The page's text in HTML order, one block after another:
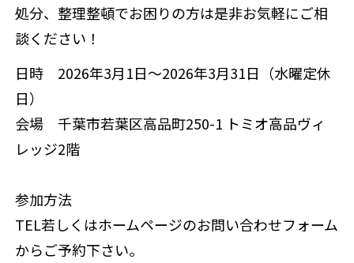
処分、整理整頓でお困りの方は是非お気軽にご相
談ください！
日時 2026年3月1日～2026年3月31日（水曜定休
日）
会場 千葉市若葉区高品町250-1 トミオ高品ヴィ
レッジ2階
参加方法
TEL若しくはホームページのお問い合わせフォーム
からご予約下さい。